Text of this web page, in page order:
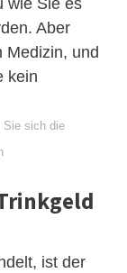
wie Sie es
Aber
Medizin, und
kein
Sie sich die
ist der